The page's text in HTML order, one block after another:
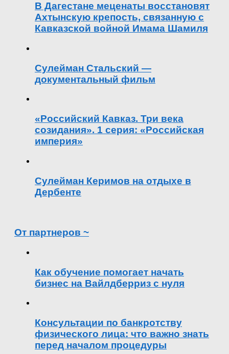
В Дагестане меценаты восстановят
Ахтынскую крепость, связанную с
Кавказской войной Имама Шамиля
Сулейман Стальский —
документальный фильм
«Российский Кавказ. Три века
созидания». 1 серия: «Российская
империя»
Сулейман Керимов на отдыхе в
Дербенте
От партнеров ~
Как обучение помогает начать
бизнес на Вайлдберриз с нуля
Консультации по банкротству
физического лица: что важно знать
перед началом процедуры